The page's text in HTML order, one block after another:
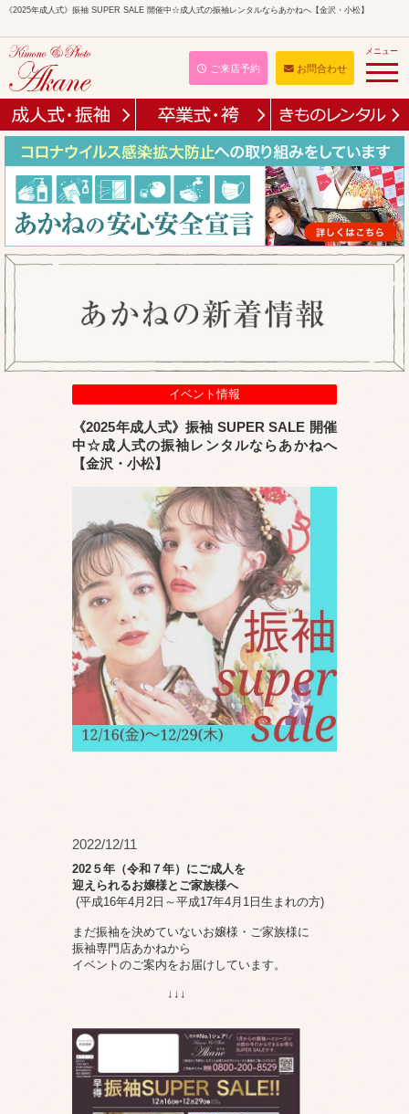
《2025年成人式》振袖 SUPER SALE 開催中☆成人式の振袖レンタルならあかねへ【金沢・小松】
ご来店予約 お問合わせ
メニュー
イベント情報
《2025年成人式》振袖 SUPER SALE 開催
中☆成人式の振袖レンタルならあかねへ
【金沢・小松】
2022/12/11
202５年（令和７年）にご成人を
迎えられるお嬢様とご家族様へ
(平成16年4月2日～平成17年4月1日生まれの方)
まだ振袖を決めていないお嬢様・ご家族様に
振袖専門店あかねから
イベントのご案内をお届けしています。
↓↓↓